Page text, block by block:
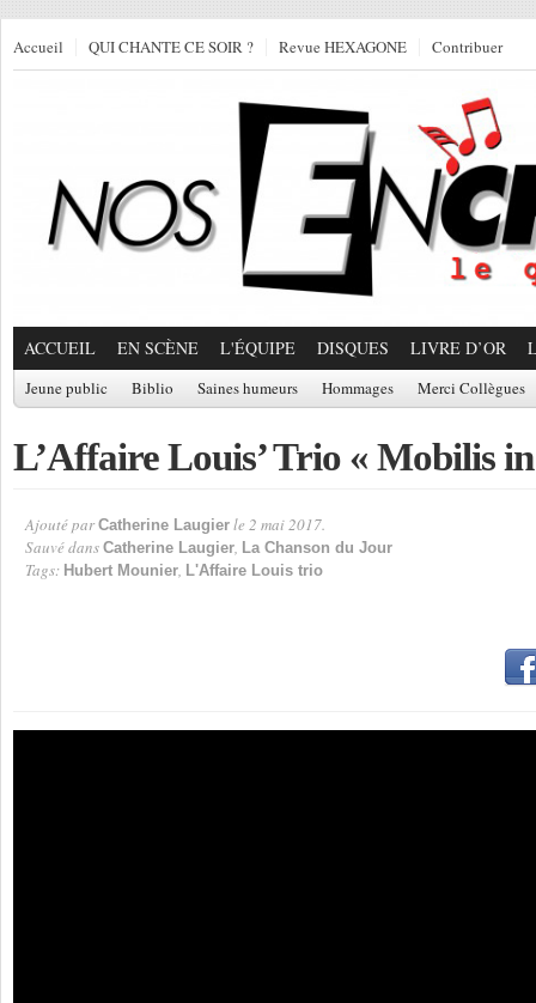
Accueil QUI CHANTE CE SOIR ? Revue HEXAGONE Contribuer
ACCUEIL EN SCÈNE L'ÉQUIPE DISQUES LIVRE D’OR
Jeune public Biblio Saines humeurs Hommages Merci Collègues
L’Affaire Louis’ Trio « Mobilis
Ajouté par Catherine Laugier le 2 mai 2017.
Sauvé dans Catherine Laugier, La Chanson du Jour
Tags: Hubert Mounier, L'Affaire Louis trio